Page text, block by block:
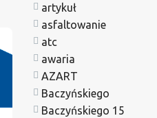
artykuł
asfaltowanie
atc
awaria
AZART
Baczyńskiego
Baczyńskiego 15